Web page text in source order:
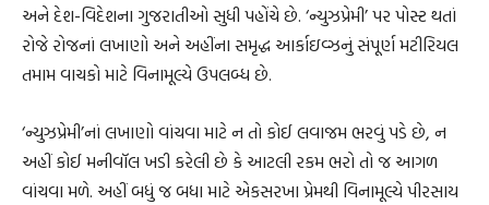
અને દેશ-વિદેશના ગુજરાતીઓ સુધી પહોંચે છે. ‘ન્યુઝપ્રેમી’ પર પોસ્ટ થતાં
રોજે રોજનાં લખાણો અને અહીંના સમૃદ્ધ આર્કાઇવ્ઝનું સંપૂર્ણ મટીરિયલ
તમામ વાચકો માટે વિનામૂલ્યે ઉપલબ્ધ છે.
‘ન્યુઝપ્રેમી’નાં લખાણો વાંચવા માટે ન તો કોઈ લવાજમ ભરવું પડે છે, ન
અહીં કોઈ મનીવૉલ ખડી કરેલી છે કે આટલી રકમ ભરો તો જ આગળ
વાંચવા મળે. અહીં બધું જ બધા માટે એકસરખા પ્રેમથી વિનામૂલ્યે પીરસાય